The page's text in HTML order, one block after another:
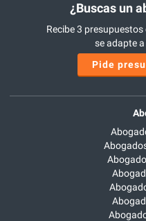
¿Buscas un
Recibe 3
se adapte
Pide